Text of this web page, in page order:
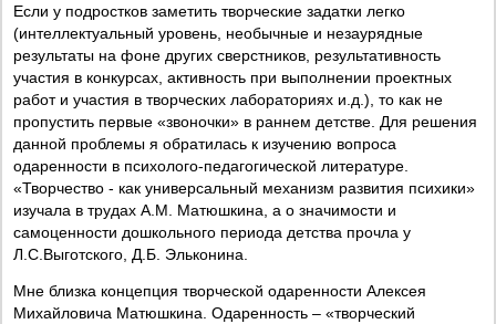
Если у подростков заметить творческие задатки легко
(интеллектуальный уровень, необычные и незаурядные
результаты на фоне других сверстников, результативность
участия в конкурсах, активность при выполнении проектных
работ и участия в творческих лабораториях и.д.), то как не
пропустить первые «звоночки» в раннем детстве. Для решения
данной проблемы я обратилась к изучению вопроса
одаренности в психолого-педагогической литературе.
«Творчество - как универсальный механизм развития психики»
изучала в трудах А.М. Матюшкина, а о значимости и
самоценности дошкольного периода детства прочла у
Л.С.Выготского, Д.Б. Эльконина.
Мне близка концепция творческой одаренности Алексея
Михайловича Матюшкина. Одаренность – «творческий